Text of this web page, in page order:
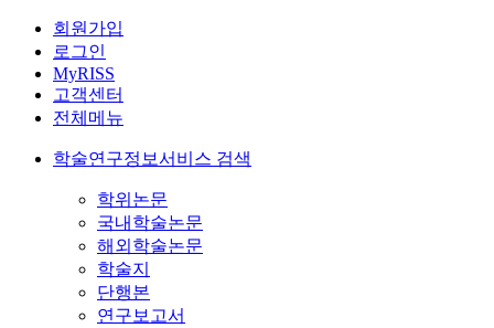
회원가입
로그인
MyRISS
고객센터
전체메뉴
학술연구정보서비스 검색
학위논문
국내학술논문
해외학술논문
학술지
단행본
연구보고서